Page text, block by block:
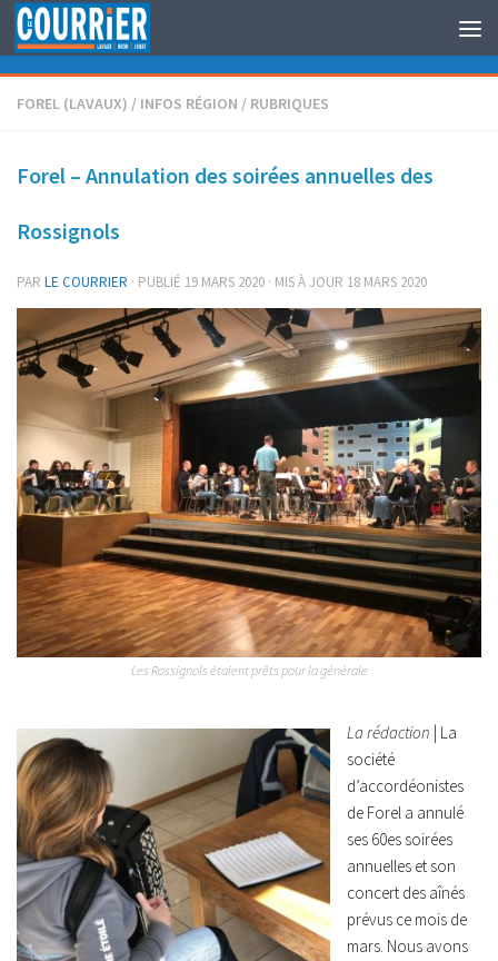
Au dessous du contenu
FOREL (LAVAUX) / INFOS RÉGION / RUBRIQUES
Forel – Annulation des soirées annuelles des
Rossignols
PAR LE COURRIER · PUBLIÉ 19 MARS 2020 · MIS À JOUR 18 MARS 2020
Les Rossignols étaient prêts pour la générale
La rédaction | La
société
d’accordéonistes
de Forel a annulé
ses 60es soirées
annuelles et son
concert des aînés
prévus ce mois de
mars. Nous avons